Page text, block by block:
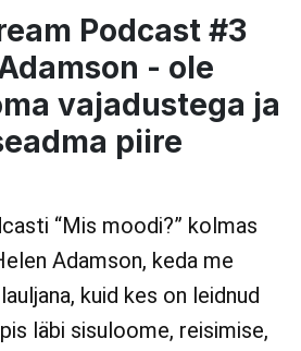
Podcast #3
- ole
vajadustega ja
piire
“Mis moodi?” kolmas
Adamson, keda me
kuid kes on leidnud
läbi sisuloome, reisimise,